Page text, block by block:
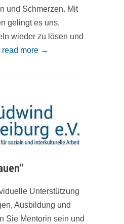
und Schmerzen. Mit
gelingt es uns,
wieder zu lösen und
read more →
Unterstützung
Ausbildung und
Sie Mentorin sein und